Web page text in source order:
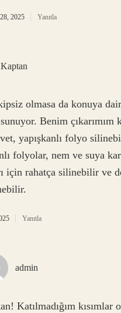
2025 Yanıtla
Kaptan
olmasa da konuya
Benim çıkarımım
yapışkanlı folyo
folyolar, nem ve suya
için rahatça silinebilir ve
Yanıtla
admin
Katılmadığım kısımlar